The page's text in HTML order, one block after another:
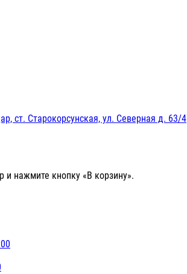
ст. Старокорсунская, ул. Северная д. 63/4
и нажмите кнопку «В корзину».